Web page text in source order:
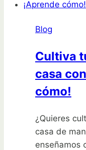
tu
Blog
Cultiva
casa
cómo!
¿Quieres
casa de
enseñamos